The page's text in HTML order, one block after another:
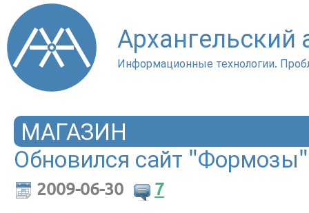
Архангельский
Информационные технологии.
МАГАЗИН
Обновился сайт "Формозы"
2009-06-30 7